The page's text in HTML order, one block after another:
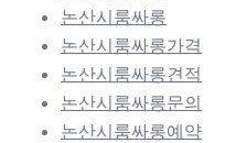
논산시룸싸롱
논산시룸싸롱가격
논산시룸싸롱견적
논산시룸싸롱문의
논산시룸싸롱예약